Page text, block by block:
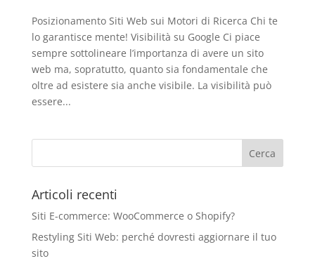
Posizionamento Siti Web sui Motori di Ricerca Chi te
lo garantisce mente! Visibilità su Google Ci piace
sempre sottolineare l’importanza di avere un sito
web ma, sopratutto, quanto sia fondamentale che
oltre ad esistere sia anche visibile. La visibilità può
essere...
Articoli recenti
Siti E-commerce: WooCommerce o Shopify?
Restyling Siti Web: perché dovresti aggiornare il tuo
sito